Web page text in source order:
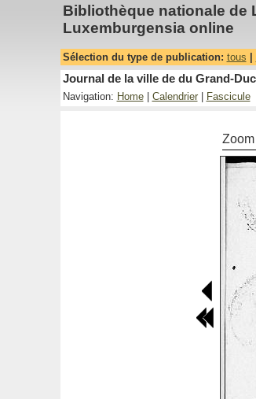
Bibliothèque nationale de
Luxemburgensia online
Sélection du type de publication: tous
Journal de la ville de du Grand-
Navigation: Home| Calendrier| Fascicule
Zoom